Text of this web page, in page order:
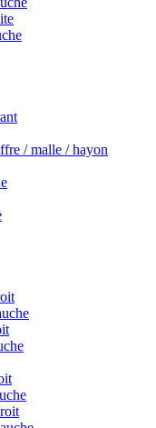
/ malle / hayon